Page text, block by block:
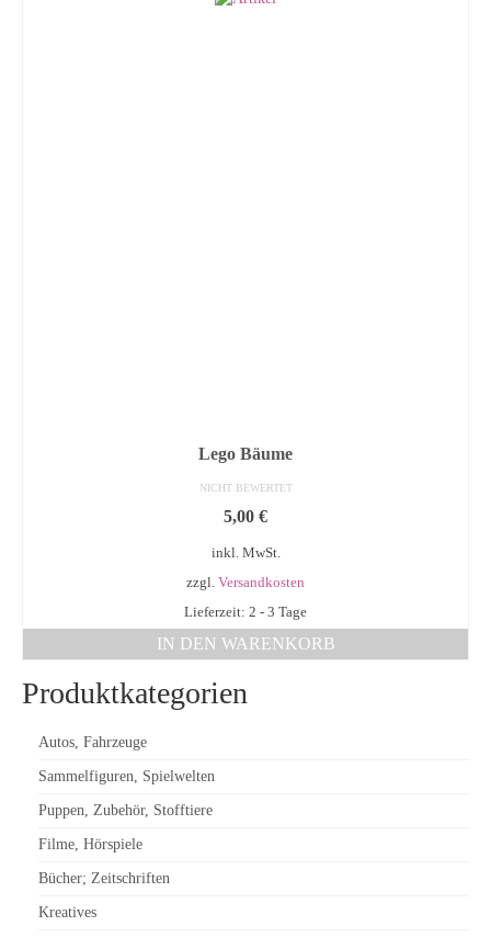
Lego Bäume
NICHT BEWERTET
5,00 €
inkl. MwSt.
zzgl. Versandkosten
Lieferzeit: 2 - 3 Tage
IN DEN WARENKORB
Produktkategorien
Autos, Fahrzeuge
Sammelfiguren, Spielwelten
Puppen, Zubehör, Stofftiere
Filme, Hörspiele
Bücher; Zeitschriften
Kreatives